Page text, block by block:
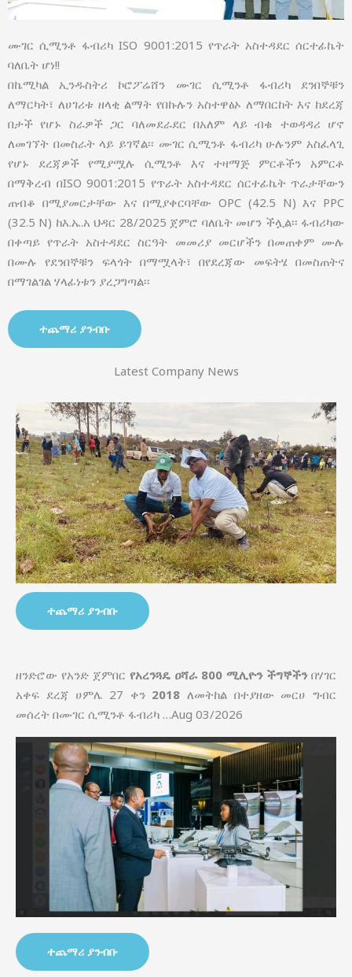
ሙገር ሲሚንቶ ፋብሪካ ISO 9001:2015 የጥራት አስተዳደር ሰርተፊኬት
ባለቤት ሆነ!!
በኬሚካል ኢንዱስትሪ ኮሮፖሬሸን ሙገር ሲሚንቶ ፋብሪካ ደንበኞቹን
ለማርካት፣ ለሀገሪቱ ዘላቂ ልማት የበኩሉን አስተዋፅኦ ለማበርከት እና ከደረጃ
በታች የሆኑ ስራዎች ጋር ባለመደራደር በአለም ላይ ብቁ ተወዳዳሪ ሆኖ
ለመገኘት በመስራት ላይ ይገኛል፡፡ ሙገር ሲሚንቶ ፋብሪካ ሁሉንም አስፈላጊ
የሆኑ ደረጃዎች የሚያሟሉ ሲሚንቶ እና ተዛማጅ ምርቶችን አምርቶ
በማቅረብ በISO 9001:2015 የጥራት አስተዳደር ሰርተፊኬት ጥራታቸውን
ጠብቆ በሚያመርታቸው እና በሚያቀርባቸው OPC (42.5 N) እና PPC
(32.5 N) ከእ.ኤ.አ ህዳር 28/2025 ጀምሮ ባለቤት መሆን ችሏል፡፡ ፋብሪካው
በቀጣይ የጥራት አስተዳደር ስርዓት መመሪያ መርሆችን በመጠቀም ሙሉ
በሙሉ የደንበኞቹን ፍላጎት በማሟላት፣ በየደረጃው መፍትሄ በመስጠትና
በማገልገል ሃላፊነቱን ያረጋግጣል፡፡
ተጨማሪ ያንብቡ
Latest Company News
ተጨማሪ ያንብቡ
ዘንድሮው የአንድ ጀምበር የአረንጓዴ ዐሻራ 800 ሚሊዮን ችግኞችንበሃገር
አቀፍ ደረጃ ሀምሌ 27 ቀን 2018ለመትከል በተያዘው መርሀ ግብር
መሰረት በሙገር ሲሚንቶ ፋብሪካ …Aug 03/2026
ተጨማሪ ያንብቡ